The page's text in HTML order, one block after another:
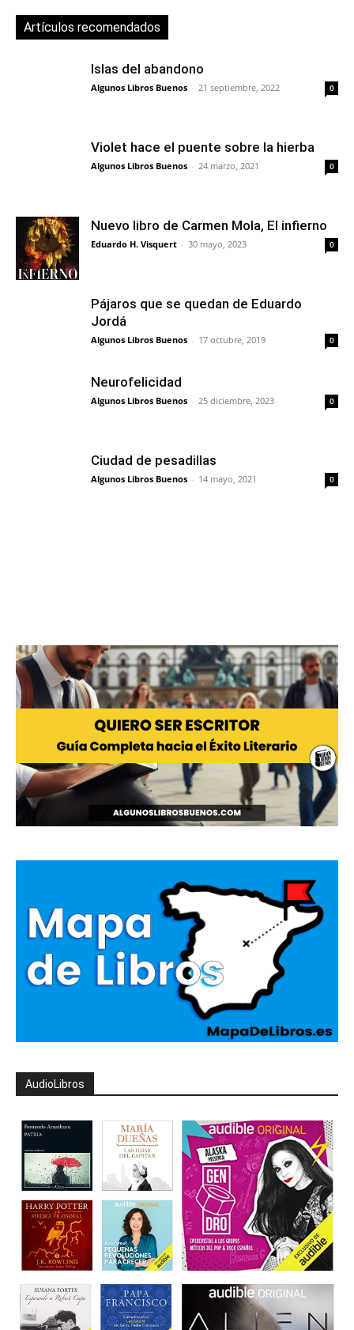
Artículos recomendados
Islas del abandono
Algunos Libros Buenos - 21 septiembre, 2022 0
Violet hace el puente sobre la hierba
Algunos Libros Buenos - 24 marzo, 2021 0
Nuevo libro de Carmen Mola, El infierno
Eduardo H. Visquert - 30 mayo, 2023 0
Pájaros que se quedan de Eduardo
Jordá
Algunos Libros Buenos - 17 octubre, 2019 0
Neurofelicidad
Algunos Libros Buenos - 25 diciembre, 2023 0
Ciudad de pesadillas
Algunos Libros Buenos - 14 mayo, 2021 0
AudioLibros